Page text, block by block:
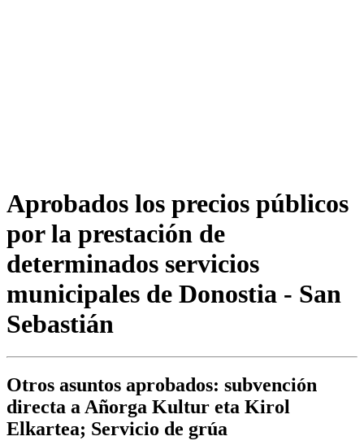
Aprobados los precios públicos
por la prestación de
determinados servicios
municipales de Donostia - San
Sebastián
Otros asuntos aprobados: subvención
directa a Añorga Kultur eta Kirol
Elkartea; Servicio de grúa